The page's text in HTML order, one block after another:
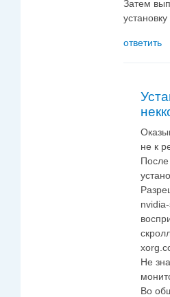
Затем
ответить
не к
Не
Во